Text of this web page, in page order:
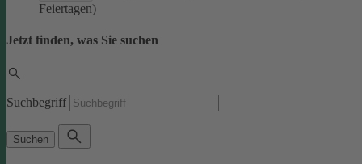
Feiertagen)
Jetzt finden, was Sie suchen
Suchbegriff
Suchen